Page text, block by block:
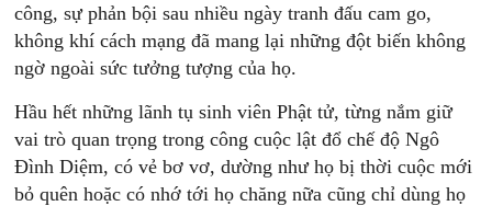
công, sự phản bội sau nhiều ngày tranh đấu cam go,
không khí cách mạng đã mang lại những đột biến không
ngờ ngoài sức tưởng tượng của họ.
Hầu hết những lãnh tụ sinh viên Phật tử, từng nắm giữ
vai trò quan trọng trong công cuộc lật đổ chế độ Ngô
Đình Diệm, có vẻ bơ vơ, dường như họ bị thời cuộc mới
bỏ quên hoặc có nhớ tới họ chăng nữa cũng chỉ dùng họ